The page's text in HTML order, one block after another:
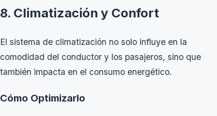
8. Climatización y Confort
El sistema de climatización no solo influye en la
comodidad del conductor y los pasajeros, sino que
también impacta en el consumo energético.
Cómo Optimizarlo